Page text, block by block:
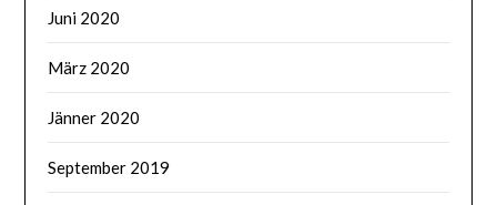
Juni 2020
März 2020
Jänner 2020
September 2019